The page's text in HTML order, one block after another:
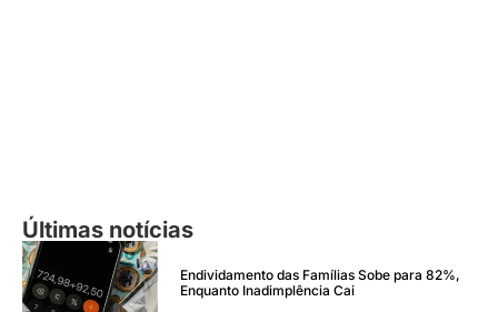
Últimas notícias
Endividamento das Famílias Sobe para 82%,
Enquanto Inadimplência Cai